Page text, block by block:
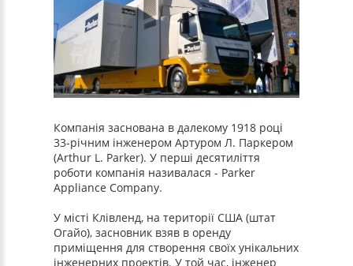
Компанія заснована в далекому 1918 році
33-річним інженером Артуром Л. Паркером
(Arthur L. Parker). У перші десятиліття
роботи компанія називалася - Parker
Appliance Company.
У місті Клівленд, на території США (штат
Огайо), засновник взяв в оренду
приміщення для створення своїх унікальних
інженерних проектів. У той час, інженер